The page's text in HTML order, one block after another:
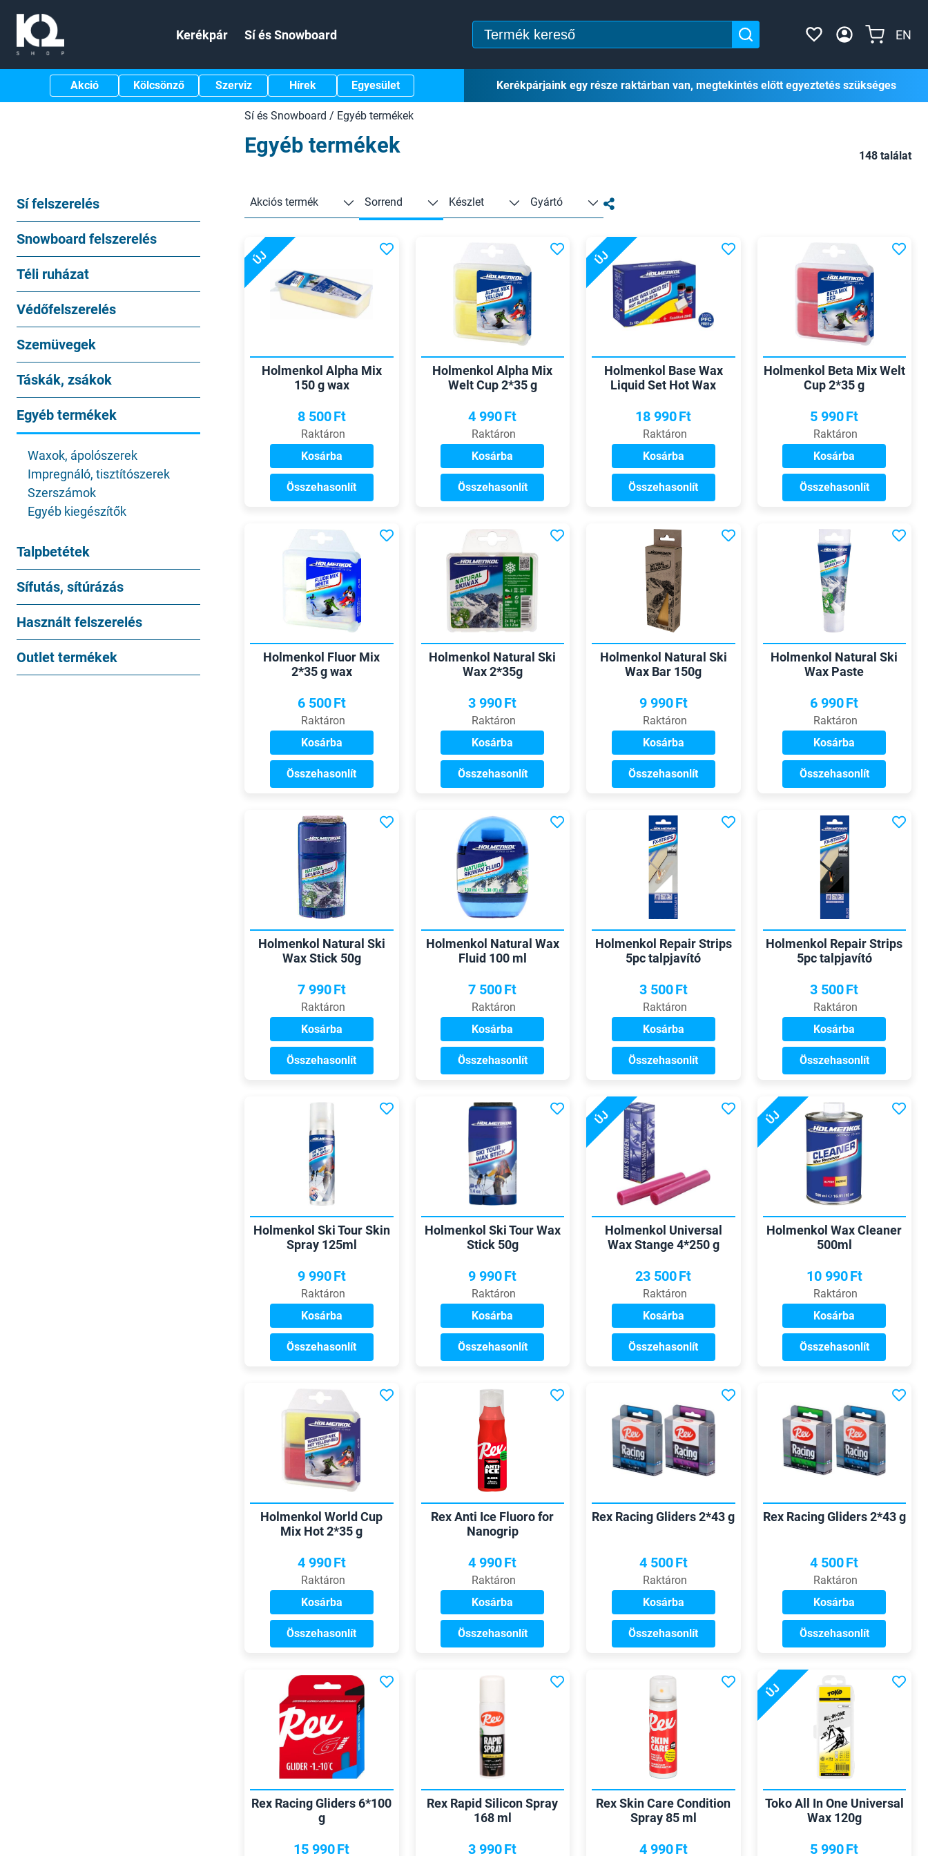
Kerékpár Sí és Snowboard EN
Akció Kölcsönző Szerviz Hírek Egyesület Kerékpárjaink egy része raktárban van, megtekintés előtt egyeztetés szükséges
Sí és Snowboard / Egyéb termékek
Egyéb termékek 148 találat
Sí felszerelés
Snowboard felszerelés
Téli ruházat
Védőfelszerelés
Szemüvegek
Táskák, zsákok
Egyéb termékek
Waxok, ápolószerek
Impregnáló, tisztítószerek
Szerszámok
Egyéb kiegészítők
Talpbetétek
Sífutás, sítúrázás
Használt felszerelés
Outlet termékek
Akciós termék Sorrend Készlet Gyártó
ÚJ
Holmenkol Alpha Mix
150 g wax
8 500Ft
Raktáron
Kosárba
Összehasonlít
Holmenkol Alpha Mix
Welt Cup 2*35 g
4 990Ft
Raktáron
Kosárba
Összehasonlít
ÚJ
Holmenkol Base Wax
Liquid Set Hot Wax
18 990Ft
Raktáron
Kosárba
Összehasonlít
Holmenkol Beta Mix Welt
Cup 2*35 g
5 990Ft
Raktáron
Kosárba
Összehasonlít
Holmenkol Fluor Mix
2*35 g wax
6 500Ft
Raktáron
Kosárba
Összehasonlít
Holmenkol Natural Ski
Wax 2*35g
3 990Ft
Raktáron
Kosárba
Összehasonlít
Holmenkol Natural Ski
Wax Bar 150g
9 990Ft
Raktáron
Kosárba
Összehasonlít
Holmenkol Natural Ski
Wax Paste
6 990Ft
Raktáron
Kosárba
Összehasonlít
Holmenkol Natural Ski
Wax Stick 50g
7 990Ft
Raktáron
Kosárba
Összehasonlít
Holmenkol Natural Wax
Fluid 100 ml
7 500Ft
Raktáron
Kosárba
Összehasonlít
Holmenkol Repair Strips
5pc talpjavító
3 500Ft
Raktáron
Kosárba
Összehasonlít
Holmenkol Repair Strips
5pc talpjavító
3 500Ft
Raktáron
Kosárba
Összehasonlít
Holmenkol Ski Tour Skin
Spray 125ml
9 990Ft
Raktáron
Kosárba
Összehasonlít
Holmenkol Ski Tour Wax
Stick 50g
9 990Ft
Raktáron
Kosárba
Összehasonlít
ÚJ
Holmenkol Universal
Wax Stange 4*250 g
23 500Ft
Raktáron
Kosárba
Összehasonlít
ÚJ
Holmenkol Wax Cleaner
500ml
10 990Ft
Raktáron
Kosárba
Összehasonlít
Holmenkol World Cup
Mix Hot 2*35 g
4 990Ft
Raktáron
Kosárba
Összehasonlít
Rex Anti Ice Fluoro for
Nanogrip
4 990Ft
Raktáron
Kosárba
Összehasonlít
Rex Racing Gliders 2*43 g
4 500Ft
Raktáron
Kosárba
Összehasonlít
Rex Racing Gliders 2*43 g
4 500Ft
Raktáron
Kosárba
Összehasonlít
Rex Racing Gliders 6*100
g
15 990Ft
Rex Rapid Silicon Spray
168 ml
3 990Ft
Rex Skin Care Condition
Spray 85 ml
4 990Ft
ÚJ
Toko All In One Universal
Wax 120g
5 990Ft